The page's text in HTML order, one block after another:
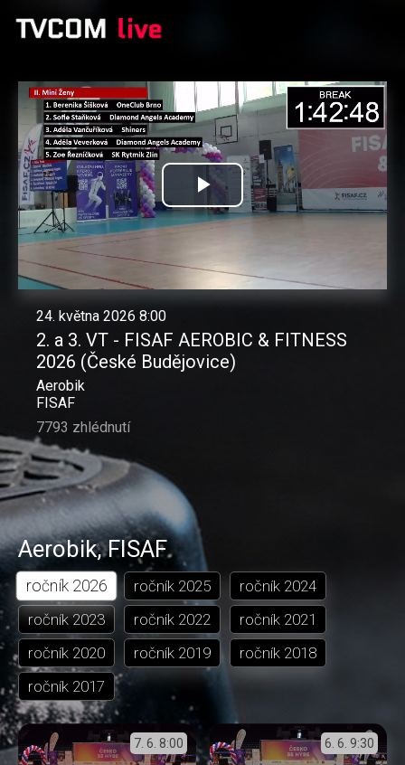
Přehrát
video
24. května 2026 8:00
2. a 3. VT - FISAF AEROBIC & FITNESS
2026 (České Budějovice)
Aerobik
FISAF
7793 zhlédnutí
Aerobik,FISAF
ročník 2026 ročník 2025 ročník 2024
ročník2023 ročník 2022 ročník 2021
ročník 2020 ročník 2019 ročník 2018
ročník 2017
7. 6. 8:00 6. 6. 9:30